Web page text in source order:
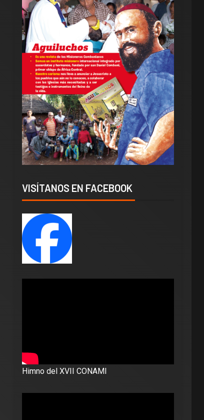
VISÍTANOS EN FACEBOOK
Himno del XVII CONAMI